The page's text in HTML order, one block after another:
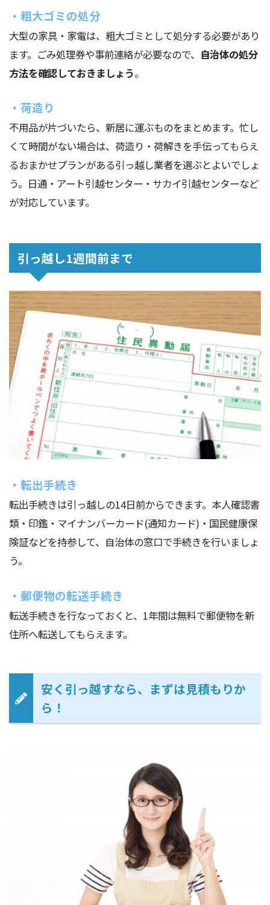
・粗大ゴミの処分
大型の家具・家電は、粗大ゴミとして処分する必要があり
ます。ごみ処理券や事前連絡が必要なので、 自治体の処分
方法を確認しておきましょう。
・荷造り
不用品が片づいたら、新居に運ぶものをまとめます。忙し
くて時間がない場合は、荷造り・荷解きを手伝ってもらえ
るおまかせプランがある引っ越し業者を選ぶとよいでしょ
う。日通・アート引越センター・サカイ引越センターなど
が対応しています。
引っ越し1週間前まで
・転出手続き
転出手続きは引っ越しの14日前からできます。本人確認書
類・印鑑・マイナンバーカード(通知カード)・国民健康保
険証などを持参して、自治体の窓口で手続きを行いましょ
う。
・郵便物の転送手続き
転送手続きを行なっておくと、1年間は無料で郵便物を新
住所へ転送してもらえます。
安く引っ越すなら、まずは見積もりか
ら！